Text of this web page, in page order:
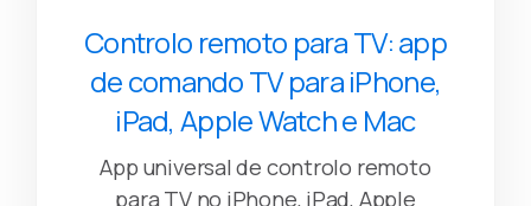
Controlo remoto para TV: app
de comando TV para iPhone,
iPad, Apple Watch e Mac
App universal de controlo remoto
para TV no iPhone, iPad, Apple